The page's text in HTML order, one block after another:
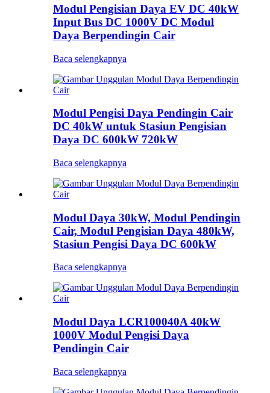
Modul Pengisian Daya EV DC 40kW
Input Bus DC 1000V DC Modul
Daya Berpendingin Cair
Baca selengkapnya
Modul Pengisi Daya Pendingin Cair
DC 40kW untuk Stasiun Pengisian
Daya DC 600kW 720kW
Baca selengkapnya
Modul Daya 30kW, Modul Pendingin
Cair, Modul Pengisian Daya 480kW,
Stasiun Pengisi Daya DC 600kW
Baca selengkapnya
Modul Daya LCR100040A 40kW
1000V Modul Pengisi Daya
Pendingin Cair
Baca selengkapnya